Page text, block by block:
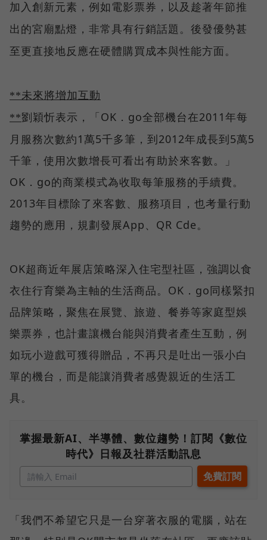
加入創新元素，例如電影票券，以及趁著年節推
出的宮廟點燈，非常具有行銷話題。後發優勢甚
至更直接地反應在硬體購買成本與性能方面。
**未來將增加互動
**劉穎忻表示，「OK．go全部機台在2011年每
月服務次數約1萬5千多筆，到2012年成長到5萬5
千筆，使用次數增長可看出有助於來客數。」
OK．go的商業模式為收取每筆服務的手續費。
2013年目標除了來客數、服務項目，也考量行動
趨勢的應用，規劃發展App、QR Cde 。
OK超商近年展店策略深入住宅型社區，強調以食
衣住行育樂為主軸的生活商品。OK．go同樣緊扣
品牌策略，聚焦在展覽、旅遊、餐券等家庭型娛
樂票券，也計畫讓機台能與消費者產生互動，例
如玩小遊戲可獲得贈品，不再只是吐出一張小白
單的機台，而是能讓消費者感覺親近的生活工
具。
掌握最新AI、半導體、數位趨勢！訂閱《數位
時代》日報及社群活動訊息
「我們不希望它只是一台穿著衣服的電腦，站在